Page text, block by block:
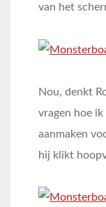
van het
Nou, denkt
vragen hoe ik
aanmaken
hij klikt